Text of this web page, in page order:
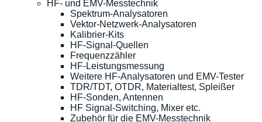
HF- und EMV-Messtechnik
Spektrum-Analysatoren
Vektor-Netzwerk-Analysatoren
Kalibrier-Kits
HF-Signal-Quellen
Frequenzzähler
HF-Leistungsmessung
Weitere HF-Analysatoren und EMV-Tester
TDR/TDT, OTDR, Materialtest, Spleißer
HF-Sonden, Antennen
HF Signal-Switching, Mixer etc.
Zubehör für die EMV-Messtechnik